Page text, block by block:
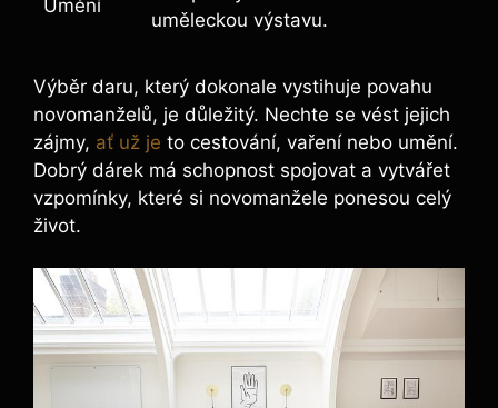
Umění
uměleckou výstavu.
Výběr daru, který dokonale vystihuje povahu
novomanželů, je důležitý. Nechte se vést jejich
zájmy, ať už je to cestování, vaření nebo umění.
Dobrý dárek má schopnost spojovat a vytvářet
vzpomínky, které si novomanžele ponesou celý
život.